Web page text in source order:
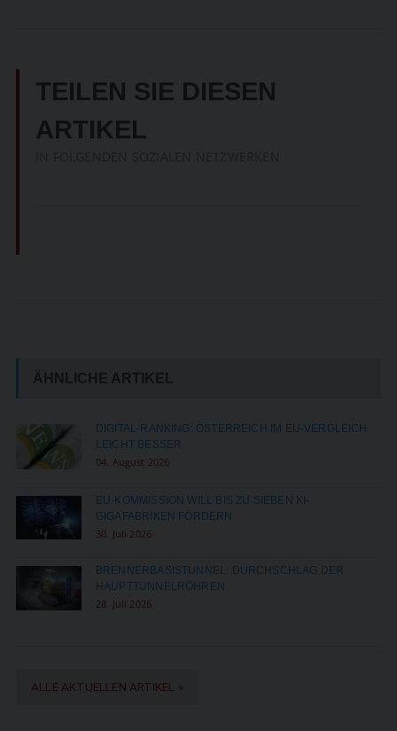
TEILEN SIE DIESEN
ARTIKEL
ÄHNLICHE ARTIKEL
DIGITAL-RANKING: ÖSTERREICH IM EU-VERGLEICH
LEICHT BESSER
04. August 2026
EU-KOMMISSION WILL BIS ZU SIEBEN KI-
GIGAFABRIKEN FÖRDERN
30. Juli 2026
BRENNERBASISTUNNEL: DURCHSCHLAG DER
HAUPTTUNNELRÖHREN
28. Juli 2026
ALLE AKTUELLEN ARTIKEL »